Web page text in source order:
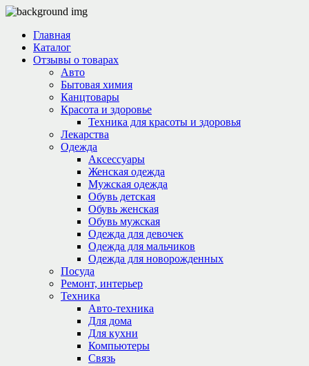
Главная
Каталог
Отзывы о товарах
Авто
Бытовая химия
Канцтовары
Красота и здоровье
Техника для красоты и здоровья
Лекарства
Одежда
Аксессуары
Женская одежда
Мужская одежда
Обувь детская
Обувь женская
Обувь мужская
Одежда для девочек
Одежда для мальчиков
Одежда для новорожденных
Посуда
Ремонт, интерьер
Техника
Авто-техника
Для дома
Для кухни
Компьютеры
Связь